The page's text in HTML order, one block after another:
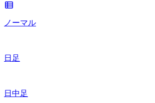
ノーマル
日足
日中足